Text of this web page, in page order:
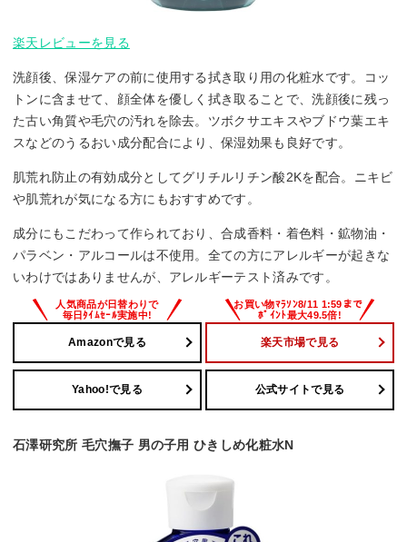
楽天レビューを見る
洗顔後、保湿ケアの前に使用する拭き取り用の化粧水です。コッ
トンに含ませて、顔全体を優しく拭き取ることで、洗顔後に残っ
た古い角質や毛穴の汚れを除去。ツボクサエキスやブドウ葉エキ
スなどのうるおい成分配合により、保湿効果も良好です。
肌荒れ防止の有効成分としてグリチルリチン酸2Kを配合。ニキビ
や肌荒れが気になる方にもおすすめです。
成分にもこだわって作られており、合成香料・着色料・鉱物油・
パラベン・アルコールは不使用。全ての方にアレルギーが起きな
いわけではありませんが、アレルギーテスト済みです。
Amazonで見る 楽天市場で見る
Yahoo!で見る 公式サイトで見る
石澤研究所 毛穴撫子 男の子用 ひきしめ化粧水N